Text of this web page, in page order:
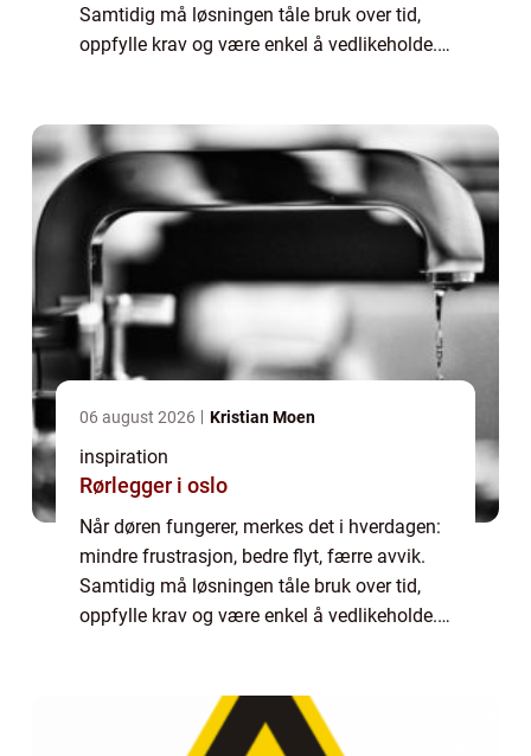
Samtidig må løsningen tåle bruk over tid,
oppfylle krav og være enkel å vedlikeholde.
06 august 2026 Kristian Moen
inspiration
Rørlegger i oslo
Når døren fungerer, merkes det i hverdagen:
mindre frustrasjon, bedre flyt, færre avvik.
Samtidig må løsningen tåle bruk over tid,
oppfylle krav og være enkel å vedlikeholde.